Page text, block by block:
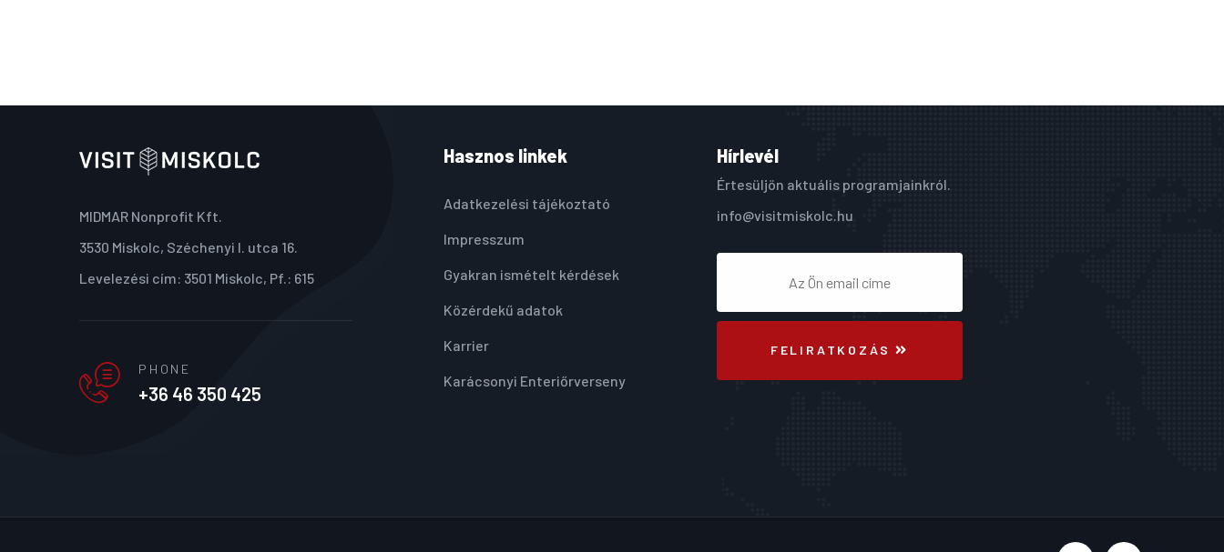
MIDMAR Nonprofit Kft.
3530 Miskolc, Széchenyi I. utca 16.
Levelezési cím: 3501 Miskolc, Pf.: 615
PHONE
+36 46 350 425
Hasznos linkek
Adatkezelési tájékoztató
Impresszum
Gyakran ismételt kérdések
Közérdekű adatok
Karrier
Karácsonyi Enteriőrverseny
Hírlevél
Értesüljön aktuális programjainkról.
info@visitmiskolc.hu
FELIRATKOZÁS